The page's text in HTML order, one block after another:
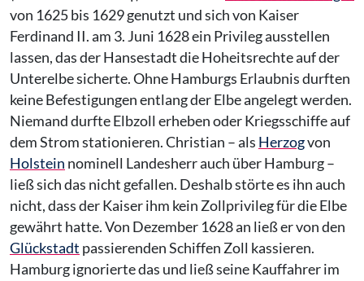
von 1625 bis 1629 genutzt und sich von Kaiser
Ferdinand II. am 3. Juni 1628 ein Privileg ausstellen
lassen, das der Hansestadt die Hoheitsrechte auf der
Unterelbe sicherte. Ohne Hamburgs Erlaubnis durften
keine Befestigungen entlang der Elbe angelegt werden.
Niemand durfte Elbzoll erheben oder Kriegsschiffe auf
dem Strom stationieren. Christian – als Herzogvon
Holstein nominell Landesherr auch über Hamburg –
ließ sich das nicht gefallen. Deshalb störte es ihn auch
nicht, dass der Kaiser ihm kein Zollprivileg für die Elbe
gewährt hatte. Von Dezember 1628 an ließ er von den
Glückstadt passierenden Schiffen Zoll kassieren.
Hamburg ignorierte das und ließ seine Kauffahrer im